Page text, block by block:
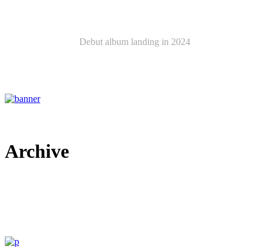
Debut album landing in 2024
Archive